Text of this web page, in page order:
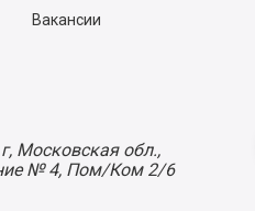
Вакансии
Московская обл.,
№ 4, Пом/Ком 2/6